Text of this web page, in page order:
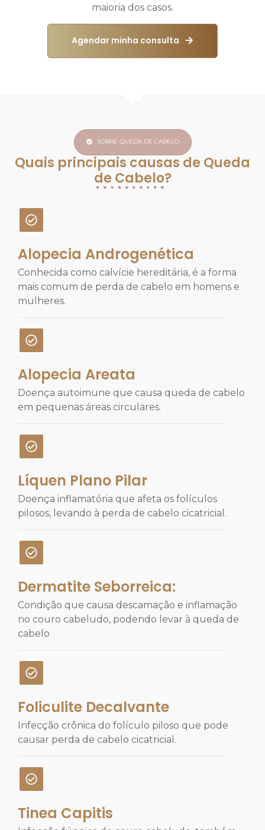
maioria dos casos.
Agendar minha consulta
SOBRE QUEDA DE CABELO
Quais principais causas de Queda
de Cabelo?
Alopecia Androgenética
Conhecida como calvície hereditária, é a forma
mais comum de perda de cabelo em homens e
mulheres.
Alopecia Areata
Doença autoimune que causa queda de cabelo
em pequenas áreas circulares.
Líquen Plano Pilar
Doença inflamatória que afeta os folículos
pilosos, levando à perda de cabelo cicatricial.
Dermatite Seborreica:
Condição que causa descamação e inflamação
no couro cabeludo, podendo levar à queda de
cabelo
Foliculite Decalvante
Infecção crônica do folículo piloso que pode
causar perda de cabelo cicatricial.
Tinea Capitis